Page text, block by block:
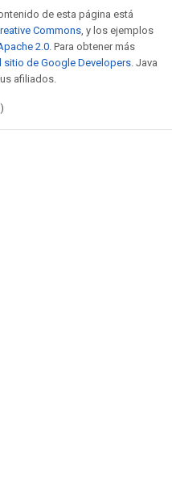
de esta página está
Commons, y los ejemplos
2.0. Para obtener más
sitio de Google Developers. Java
afiliados.